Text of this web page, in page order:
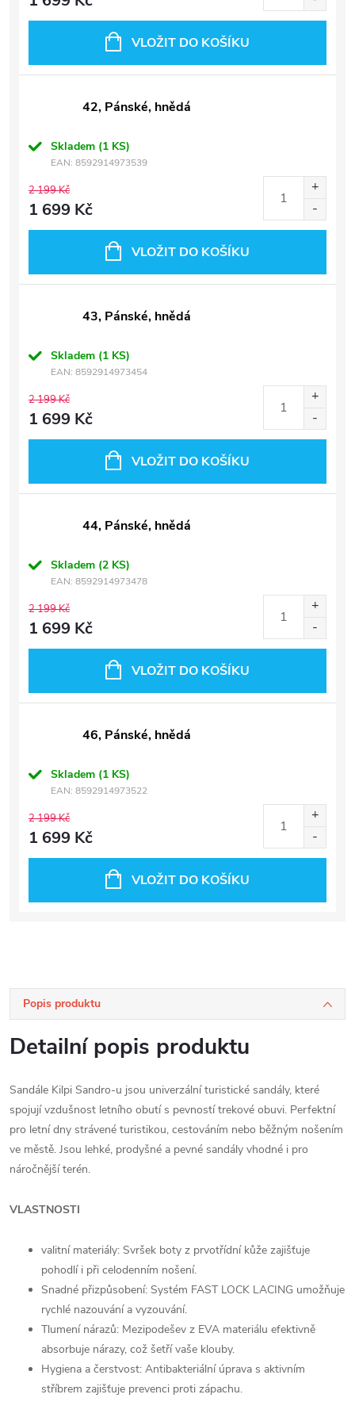
VLOŽIT DO KOŠÍKU
42, Pánské, hnědá
Skladem (1 KS)
EAN: 8592914973539
2 199 Kč
1 699 Kč
VLOŽIT DO KOŠÍKU
43, Pánské, hnědá
Skladem (1 KS)
EAN: 8592914973454
2 199 Kč
1 699 Kč
VLOŽIT DO KOŠÍKU
44, Pánské, hnědá
Skladem (2 KS)
EAN: 8592914973478
2 199 Kč
1 699 Kč
VLOŽIT DO KOŠÍKU
46, Pánské, hnědá
Skladem (1 KS)
EAN: 8592914973522
2 199 Kč
1 699 Kč
VLOŽIT DO KOŠÍKU
Popis produktu
Detailní popis produktu
Sandále Kilpi Sandro-u jsou univerzální turistické sandály, které
spojují vzdušnost letního obutí s pevností trekové obuvi. Perfektní
pro letní dny strávené turistikou, cestováním nebo běžným nošením
ve městě. Jsou lehké, prodyšné a pevné sandály vhodné i pro
náročnější terén.
VLASTNOSTI
valitní materiály: Svršek boty z prvotřídní kůže zajišťuje
pohodlí i při celodenním nošení.
Snadné přizpůsobení: Systém FAST LOCK LACING umožňuje
rychlé nazouvání a vyzouvání.
Tlumení nárazů: Mezipodešev z EVA materiálu efektivně
absorbuje nárazy, což šetří vaše klouby.
Hygiena a čerstvost: Antibakteriální úprava s aktivním
stříbrem zajišťuje prevenci proti zápachu.